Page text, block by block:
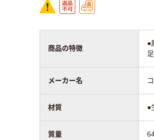
商品の特徴
●
メーカー名
材質 ●
質量